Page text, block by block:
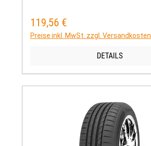
Regulärer Preis:
119,56 €
Preise inkl. MwSt. zzgl. Versandkosten
DETAILS